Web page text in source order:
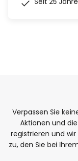
Verpassen Sie
Aktionen und
registrieren und
zu, den Sie bei